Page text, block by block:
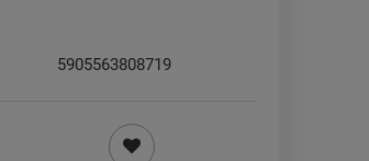
5905563808719